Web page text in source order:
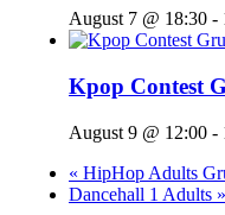
August 7 @ 18:30 -
Kpop Contest
August 9 @ 12:00 -
« HipHop Adults
Dancehall 1 Adults »